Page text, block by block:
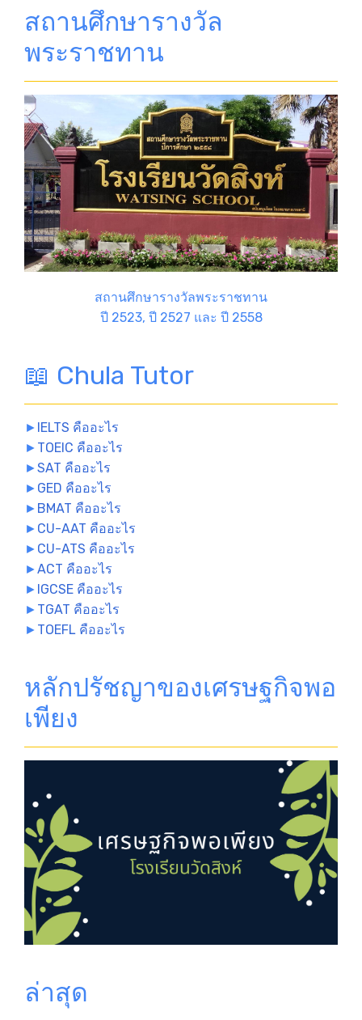
สถานศึกษารางวัล
พระราชทาน
สถานศึกษารางวัลพระราชทาน
ปี 2523, ปี 2527 และ ปี 2558
📖 Chula Tutor
► IELTS คืออะไร
► TOEIC คืออะไร
►SAT คืออะไร
► GED คืออะไร
► BMAT คืออะไร
► CU-AAT คืออะไร
► CU-ATS คืออะไร
►ACT คืออะไร
► IGCSE คืออะไร
► TGAT คืออะไร
► TOEFL คืออะไร
หลักปรัชญาของเศรษฐกิจพอ
เพียง
ล่าสุด